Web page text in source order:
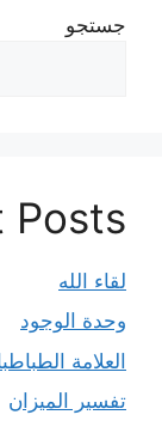
جستجو
Posts
لقاء الله
وحدة الوجود
العلامة
تفسير الميزان